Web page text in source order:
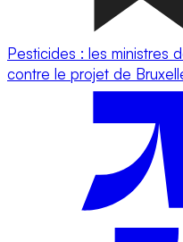
Pesticides : les ministres
contre le projet de